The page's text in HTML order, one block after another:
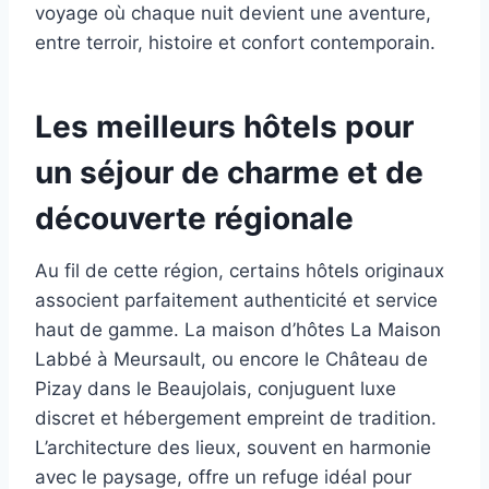
voyage où chaque nuit devient une aventure,
entre terroir, histoire et confort contemporain.
Les meilleurs hôtels pour
un séjour de charme et de
découverte régionale
Au fil de cette région, certains hôtels originaux
associent parfaitement authenticité et service
haut de gamme. La maison d’hôtes La Maison
Labbé à Meursault, ou encore le Château de
Pizay dans le Beaujolais, conjuguent luxe
discret et hébergement empreint de tradition.
L’architecture des lieux, souvent en harmonie
avec le paysage, offre un refuge idéal pour